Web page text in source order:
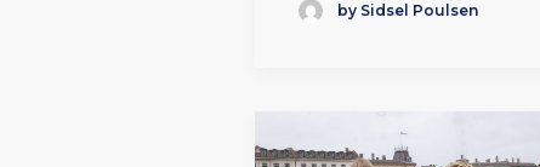
by Sidsel Poulsen